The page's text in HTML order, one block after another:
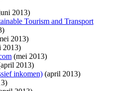
2013)
Tourism and Transport
2013)
2013)
(mei 2013)
2013)
inkomen) (april 2013)